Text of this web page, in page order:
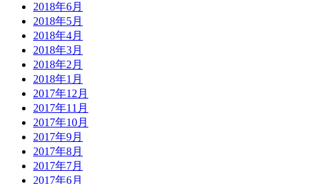
2018年6月
2018年5月
2018年4月
2018年3月
2018年2月
2018年1月
2017年12月
2017年11月
2017年10月
2017年9月
2017年8月
2017年7月
2017年6月